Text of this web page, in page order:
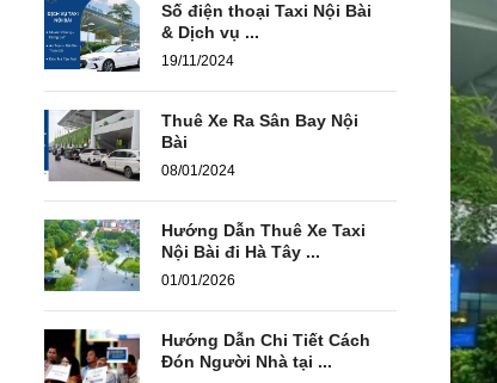
Số điện thoại Taxi Nội Bài
& Dịch vụ ...
19/11/2024
Thuê Xe Ra Sân Bay Nội
Bài
08/01/2024
Hướng Dẫn Thuê Xe Taxi
Nội Bài đi Hà Tây ...
01/01/2026
Hướng Dẫn Chi Tiết Cách
Đón Người Nhà tại ...